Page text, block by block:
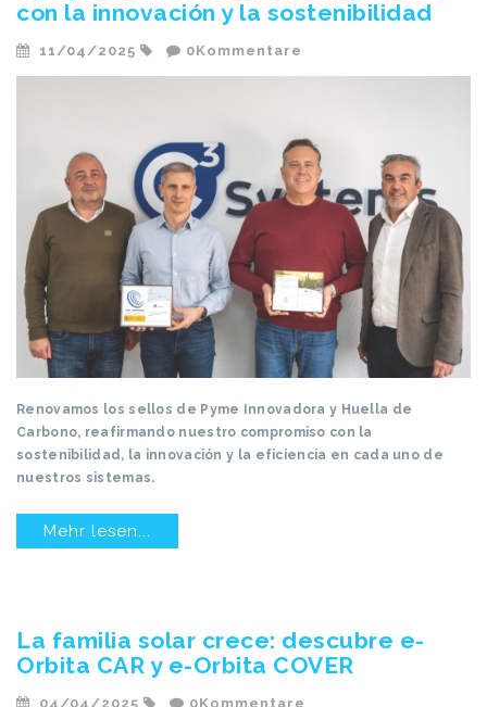
con la innovación y la sostenibilidad
11/04/2025 0Kommentare
Renovamos los sellos de Pyme Innovadora y Huella de
Carbono, reafirmando nuestro compromiso con la
sostenibilidad, la innovación y la eficiencia en cada uno de
nuestros sistemas.
Mehr lesen...
La familia solar crece: descubre e-
Orbita CAR y e-Orbita COVER
04/04/2025 0Kommentare